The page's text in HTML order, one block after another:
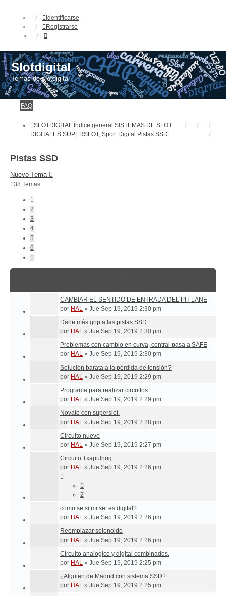
Identificarse
Registrarse
Slotdigital
Temas de slotdigital
FAQ
SLOTDIGITAL Índice general SISTEMAS DE SLOT
DIGITALES SUPERSLOT, Sport Digital Pistas SSD
Pistas SSD
Nuevo Tema
138 Temas
1
2
3
4
5
6
CAMBIAR EL SENTIDO DE ENTRADA DEL PIT LANE
por HAL » Jue Sep 19, 2019 2:30 pm
Darle más grip a las pistas SSD
por HAL » Jue Sep 19, 2019 2:30 pm
Problemas con cambio en curva, central pasa a SAFE
por HAL » Jue Sep 19, 2019 2:30 pm
Solución barata a la pérdida de tensión?
por HAL » Jue Sep 19, 2019 2:29 pm
Programa para realizar circuitos
por HAL » Jue Sep 19, 2019 2:29 pm
Novato con superslot.
por HAL » Jue Sep 19, 2019 2:28 pm
Circuito nuevo
por HAL » Jue Sep 19, 2019 2:27 pm
Circuito Txapulring
por HAL » Jue Sep 19, 2019 2:26 pm
1
2
como se si mi set es digital?
por HAL » Jue Sep 19, 2019 2:26 pm
Reemplazar solenoide
por HAL » Jue Sep 19, 2019 2:26 pm
Circuito analogico y digital combinados.
por HAL » Jue Sep 19, 2019 2:25 pm
¿Alguien de Madrid con sistema SSD?
por HAL » Jue Sep 19, 2019 2:25 pm